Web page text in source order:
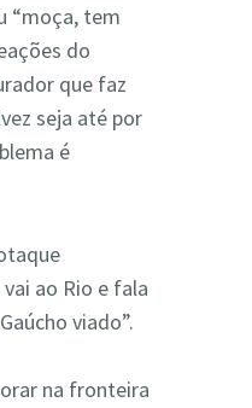
“moça, tem
do
que faz
seja até por
é
ao Rio e fala
viado”.
na fronteira